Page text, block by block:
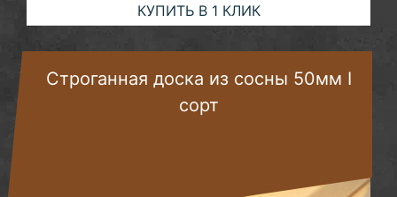
КУПИТЬ В 1 КЛИК
Строганная доска из сосны 50мм I
сорт